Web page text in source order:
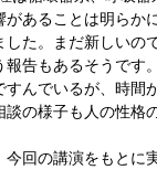
あることは明らか
た。まだ新しいの
告もあるそうです
んでいるが、時間
の様子も人の性格
回の講演をもとに